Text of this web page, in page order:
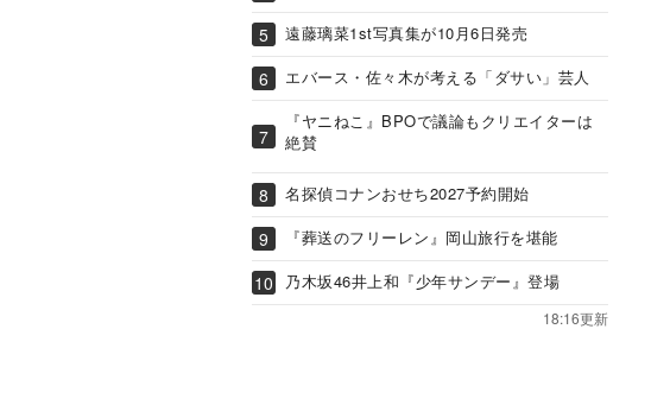
遠藤璃菜1st写真集が10月6日発売
エバース・佐々木が考える「ダサい」芸人
『ヤニねこ』BPOで議論もクリエイターは
絶賛
名探偵コナンおせち2027予約開始
『葬送のフリーレン』岡山旅行を堪能
乃木坂46井上和『少年サンデー』登場
18:16更新